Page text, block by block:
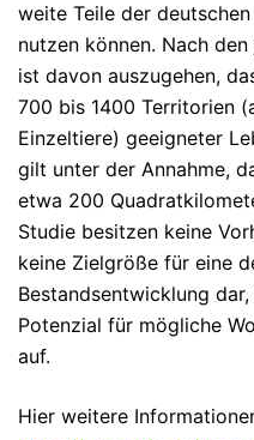
weite Teile der
nutzen können. Nach
ist davon auszugehen,
700 bis 1400 Territorien
Einzeltiere) geeigneter
gilt unter der Annahme,
etwa 200
Studie besitzen keine
keine Zielgröße für eine
Bestandsentwicklung
Potenzial für mögliche
auf.
Hier weitere